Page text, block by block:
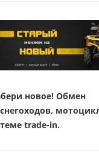
новое! Обмен
trade-in.